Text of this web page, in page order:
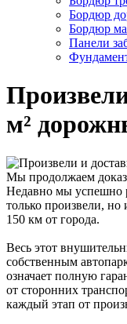
Бордюр
Бордюр
Панели
м²
Мы продолжаем
Недавно мы успешно
только произвели, но
150 км от города.
Весь этот
собственным
означает полную
от сторонних
каждый этап от